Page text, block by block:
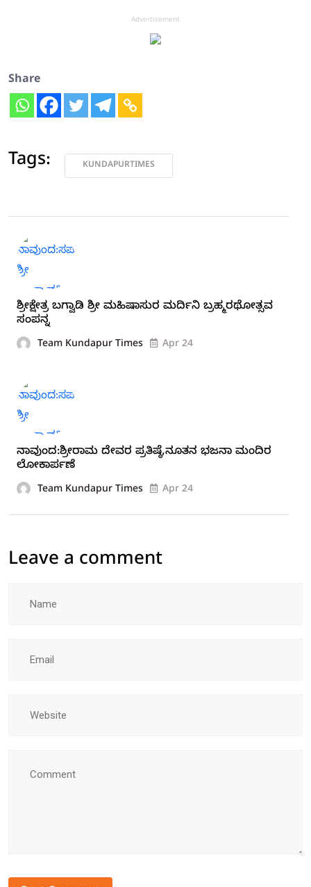
Advertisement
Share
Tags: KUNDAPURTIMES
ಶ್ರೀಕ್ಷೇತ್ರ ಬಗ್ವಾಡಿ ಶ್ರೀ ಮಹಿಷಾಸುರ ಮರ್ದಿನಿ ಬ್ರಹ್ಮರಥೋತ್ಸವ
ಸಂಪನ್ನ
Team Kundapur Times Apr 24
ನಾವುಂದ:ಶ್ರೀರಾಮ ದೇವರ ಪ್ರತಿಷ್ಠೆ,ನೂತನ ಭಜನಾ ಮಂದಿರ
ಲೋಕಾರ್ಪಣೆ
Team Kundapur Times Apr 24
Leave a comment